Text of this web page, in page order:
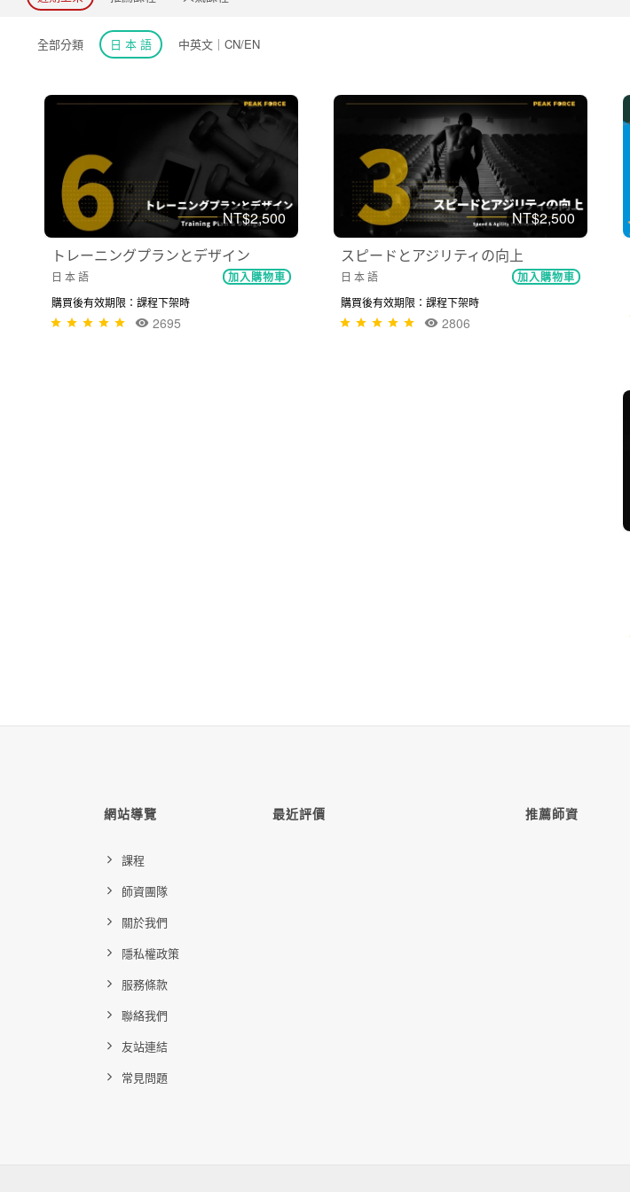
全部分類 日 本 語 中英文｜CN/EN
NT$2,500
トレーニングプランとデザイン
日 本 語 加入購物車
購買後有效期限：課程下架時
2695
NT$2,500
スピードとアジリティの向上
日 本 語 加入購物車
購買後有效期限：課程下架時
2806
網站導覽
課程
師資團隊
關於我們
隱私權政策
服務條款
聯絡我們
友站連結
常見問題
最近評價 推薦師資